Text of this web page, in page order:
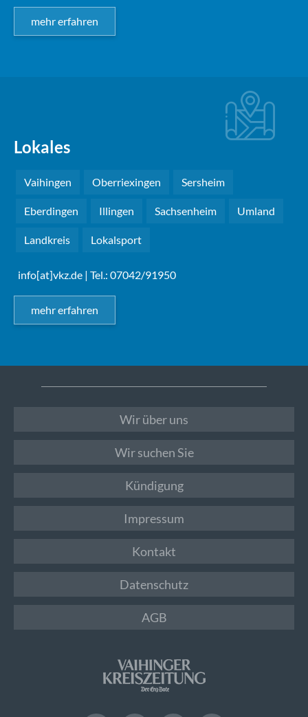
mehr erfahren
Lokales
Vaihingen Oberriexingen Sersheim
Eberdingen Illingen Sachsenheim Umland
Landkreis Lokalsport
info[at]vkz.de | Tel.: 07042/91950
mehr erfahren
Wir über uns
Wir suchen Sie
Kündigung
Impressum
Kontakt
Datenschutz
AGB